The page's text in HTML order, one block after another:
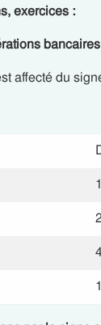
exercices :
du